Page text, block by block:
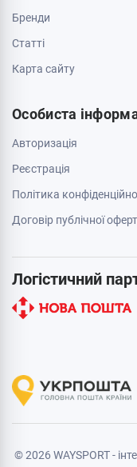
Бренди
Cтатті
Карта сайту
Особиста
Авторизація
Реєстрація
Політика
Договір публічної
Логістичний
© 2026 WAYSPORT -